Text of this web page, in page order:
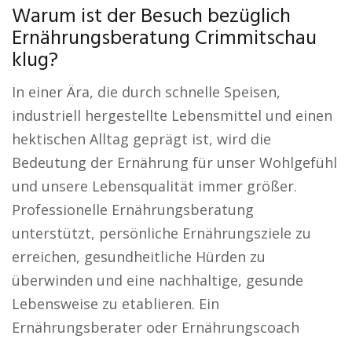
Warum ist der Besuch bezüglich
Ernährungsberatung Crimmitschau
klug?
In einer Ära, die durch schnelle Speisen,
industriell hergestellte Lebensmittel und einen
hektischen Alltag geprägt ist, wird die
Bedeutung der Ernährung für unser Wohlgefühl
und unsere Lebensqualität immer größer.
Professionelle Ernährungsberatung
unterstützt, persönliche Ernährungsziele zu
erreichen, gesundheitliche Hürden zu
überwinden und eine nachhaltige, gesunde
Lebensweise zu etablieren. Ein
Ernährungsberater oder Ernährungscoach